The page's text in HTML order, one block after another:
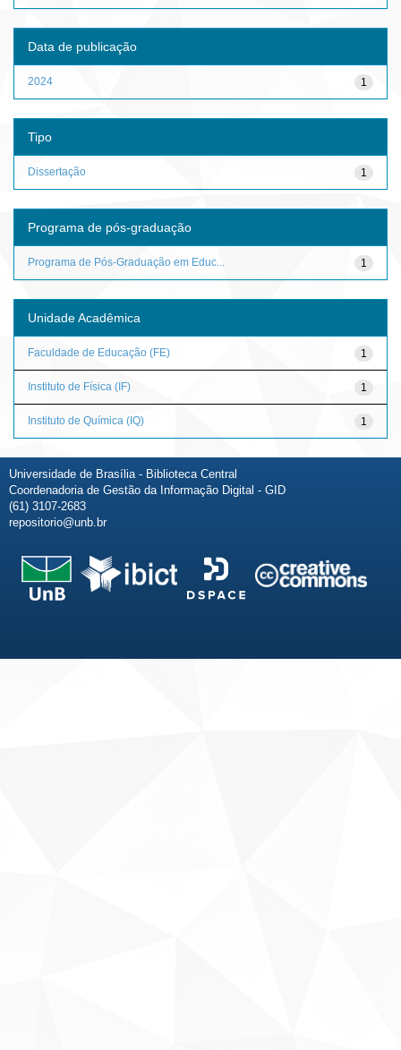
Data de publicação
1
2024
Tipo
1
Dissertação
Programa de pós-graduação
1
Programa de Pós-Graduação em Educ...
Unidade Acadêmica
1
Faculdade de Educação (FE)
1
Instituto de Física (IF)
1
Instituto de Química (IQ)
Universidade de Brasília - Biblioteca Central
Coordenadoria de Gestão da Informação Digital - GID
(61) 3107-2683
repositorio@unb.br